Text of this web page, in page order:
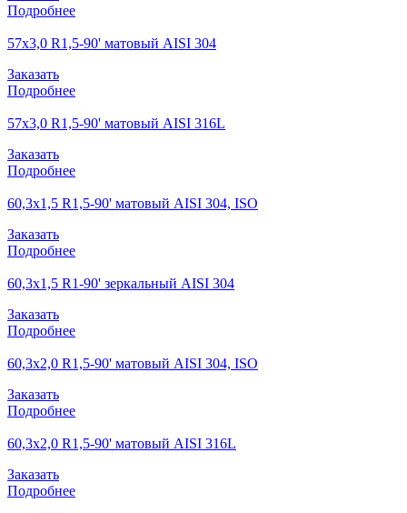
Подробнее
57х3,0 R1,5-90' матовый AISI 304
Заказать
Подробнее
57х3,0 R1,5-90' матовый AISI 316L
Заказать
Подробнее
60,3х1,5 R1,5-90' матовый AISI 304, ISO
Заказать
Подробнее
60,3х1,5 R1-90' зеркальный AISI 304
Заказать
Подробнее
60,3х2,0 R1,5-90' матовый AISI 304, ISO
Заказать
Подробнее
60,3х2,0 R1,5-90' матовый AISI 316L
Заказать
Подробнее